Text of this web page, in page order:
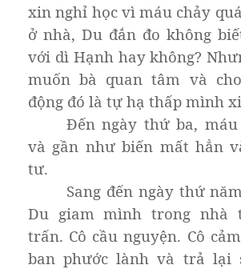
xin nghỉ học vì máu chảy
ở nhà, Du đắn đo không
với dì Hạnh hay không?
muốn bà quan tâm và
động đó là tự hạ thấp mình
Đến ngày thứ ba,
và gần như biến mất hẳn
tư.
Sang đến ngày thứ
Du giam mình trong nhà
trấn. Cô cầu nguyện. Cô
ban phước lành và trả lại